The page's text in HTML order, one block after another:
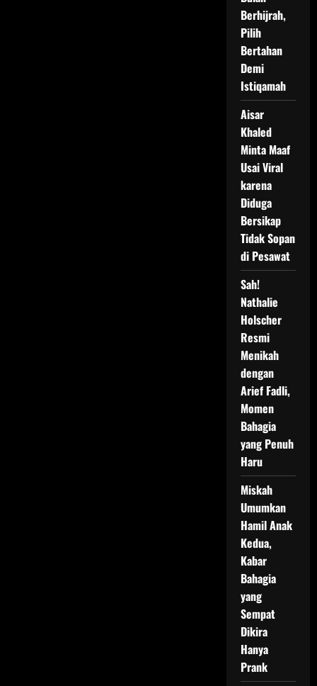
Berhijrah,
Pilih
Bertahan
Demi
Istiqamah
Aisar
Khaled
Minta Maaf
Usai Viral
karena
Diduga
Bersikap
Tidak Sopan
di Pesawat
Sah!
Nathalie
Holscher
Resmi
Menikah
dengan
Arief Fadli,
Momen
Bahagia
yang Penuh
Haru
Miskah
Umumkan
Hamil Anak
Kedua,
Kabar
Bahagia
yang
Sempat
Dikira
Hanya
Prank